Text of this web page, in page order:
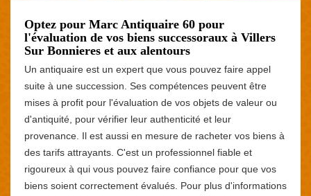
Optez pour Marc Antiquaire 60 pour
l'évaluation de vos biens successoraux à Villers
Sur Bonnieres et aux alentours
Un antiquaire est un expert que vous pouvez faire appel
suite à une succession. Ses compétences peuvent être
mises à profit pour l'évaluation de vos objets de valeur ou
d'antiquité, pour vérifier leur authenticité et leur
provenance. Il est aussi en mesure de racheter vos biens à
des tarifs attrayants. C'est un professionnel fiable et
rigoureux à qui vous pouvez faire confiance pour que vos
biens soient correctement évalués. Pour plus d'informations